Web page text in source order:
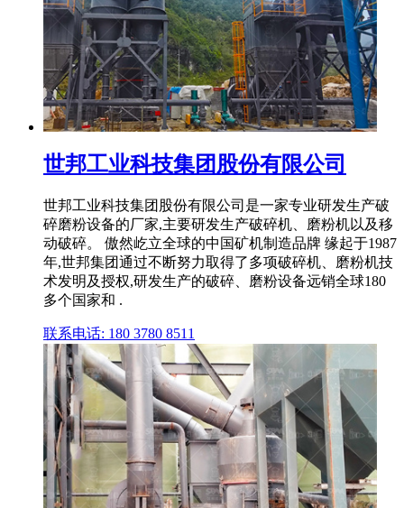
世邦工业科技集团股份有限公司
世邦工业科技集团股份有限公司是一家专业研发生产破
碎磨粉设备的厂家,主要研发生产破碎机、磨粉机以及移
动破碎。 傲然屹立全球的中国矿机制造品牌 缘起于1987
年,世邦集团通过不断努力取得了多项破碎机、磨粉机技
术发明及授权,研发生产的破碎、磨粉设备远销全球180
多个国家和 .
联系电话: 180 3780 8511